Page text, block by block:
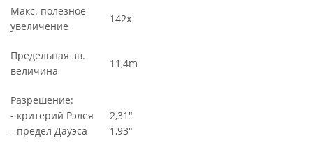
Макс. полезное
увеличение
142х
Предельная зв.
величина
11,4m
Разрешение:
- критерий Рэлея
- предел Дауэса
2,31"
1,93"